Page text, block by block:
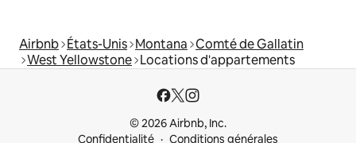
Airbnb États-Unis Montana Comté de Gallatin
West Yellowstone Locations d'appartements
© 2026 Airbnb, Inc.
Confidentialité
Conditions générales